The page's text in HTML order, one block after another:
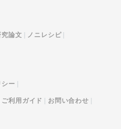
究論文 ノニレシピ
シー
ご利用ガイド お問い合わせ